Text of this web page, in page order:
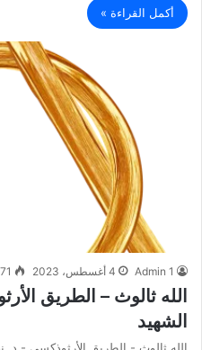
أكمل القراءة »
Admin 1 4 أغسطس، 2023
الله ثالوث – الطريق
الشهيد